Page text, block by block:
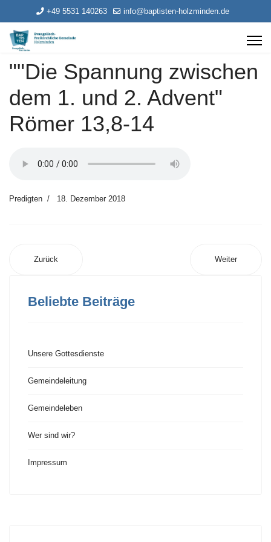
+49 5531 140263 info@baptisten-holzminden.de
""Die Spannung zwischen
dem 1. und 2. Advent"
Römer 13,8-14
Predigten 18. Dezember 2018
Zurück Weiter
Beliebte Beiträge
Unsere Gottesdienste
Gemeindeleitung
Gemeindeleben
Wer sind wir?
Impressum